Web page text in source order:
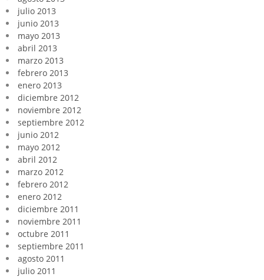
julio 2013
junio 2013
mayo 2013
abril 2013
marzo 2013
febrero 2013
enero 2013
diciembre 2012
noviembre 2012
septiembre 2012
junio 2012
mayo 2012
abril 2012
marzo 2012
febrero 2012
enero 2012
diciembre 2011
noviembre 2011
octubre 2011
septiembre 2011
agosto 2011
julio 2011